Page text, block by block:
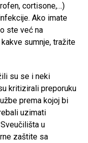
cortisone,…)
Ako imate
ste već na
sumnje, tražite
su se i neki
kritizirali preporuku
prema kojoj bi
uzimati
u
zaštite sa